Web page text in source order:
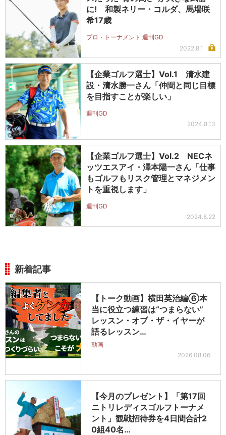
に! 和製ネリー・コルダ、馬場咲
希17歳
プロ・トーナメント 週刊GD
2022.8.1
【企業ゴルフ選士】Vol.1 清水建
設・清水勝一さん「仲間と同じ目標
を目指すことが楽しい」
週刊GD
2024.8.13
【企業ゴルフ選士】Vol.2 NECネ
ッツエスアイ・澤本陽一さん「仕事
もゴルフもリスク管理とマネジメン
トを重視します」
週刊GD
2024.8.22
新着記事
【トーク動画】横田英治編⑥本
当に役立つ練習は“つまらない”
レッスン・オブ・ザ・イヤーが
語るレッスン…
動画
2026.08.06
【今月のプレゼント】「第17回
ニトリレディスゴルフトーナメ
ント」観戦招待券を4日間合計2
0組40名…